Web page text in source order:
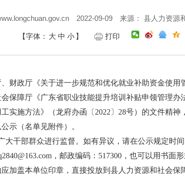
2022-09-09 来源： 县人力资源
【字体： 大 中 小 】 打印
政厅《关于进一步规范和优化就业补助资金使用管
保障厅《广东省职业技能提升培训补贴申领管理办
实施方法》（龙府办函〔2022〕28号）的文件精
示（名单见附件）。
干部群众进行监督。如有异议，请在公示规定时
，邮政编码：517300，也可以用书面
加盖本单位印章，直接投放到县人力资源和社会保